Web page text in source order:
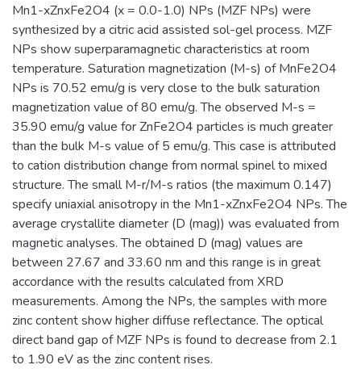
Mn1-xZnxFe2O4 (x = 0.0-1.0) NPs (MZF NPs) were
synthesized by a citric acid assisted sol-gel process. MZF
NPs show superparamagnetic characteristics at room
temperature. Saturation magnetization (M-s) of MnFe2O4
NPs is 70.52 emu/g is very close to the bulk saturation
magnetization value of 80 emu/g. The observed M-s =
35.90 emu/g value for ZnFe2O4 particles is much greater
than the bulk M-s value of 5 emu/g. This case is attributed
to cation distribution change from normal spinel to mixed
structure. The small M-r/M-s ratios (the maximum 0.147)
specify uniaxial anisotropy in the Mn1-xZnxFe2O4 NPs. The
average crystallite diameter (D (mag)) was evaluated from
magnetic analyses. The obtained D (mag) values are
between 27.67 and 33.60 nm and this range is in great
accordance with the results calculated from XRD
measurements. Among the NPs, the samples with more
zinc content show higher diffuse reflectance. The optical
direct band gap of MZF NPs is found to decrease from 2.1
to 1.90 eV as the zinc content rises.